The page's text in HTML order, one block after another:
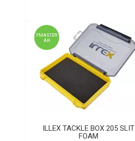
FMASTER
ÁR
ILLEX TACKLE BOX 205 SLIT
FOAM